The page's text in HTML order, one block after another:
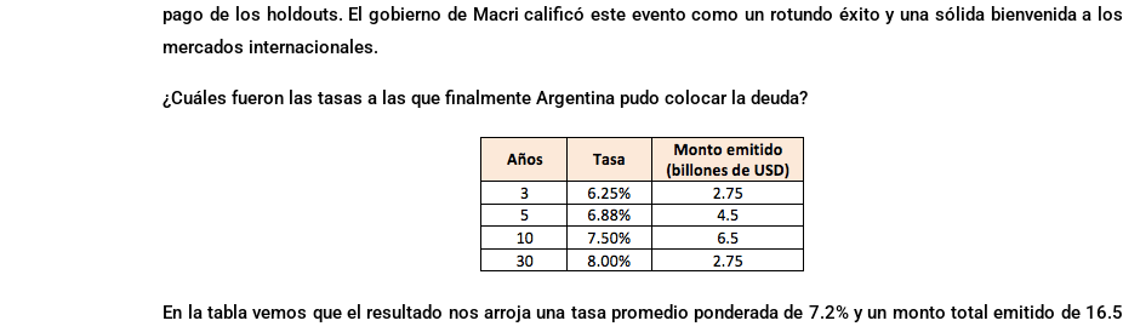
pago de los holdouts. El gobierno de Macri calificó este evento como un rotundo éxito y una sólida bienvenida a los
mercados internacionales.
¿Cuáles fueron las tasas a las que finalmente Argentina pudo colocar la deuda?
En la tabla vemos que el resultado nos arroja una tasa promedio ponderada de 7.2% y un monto total emitido de 16.5